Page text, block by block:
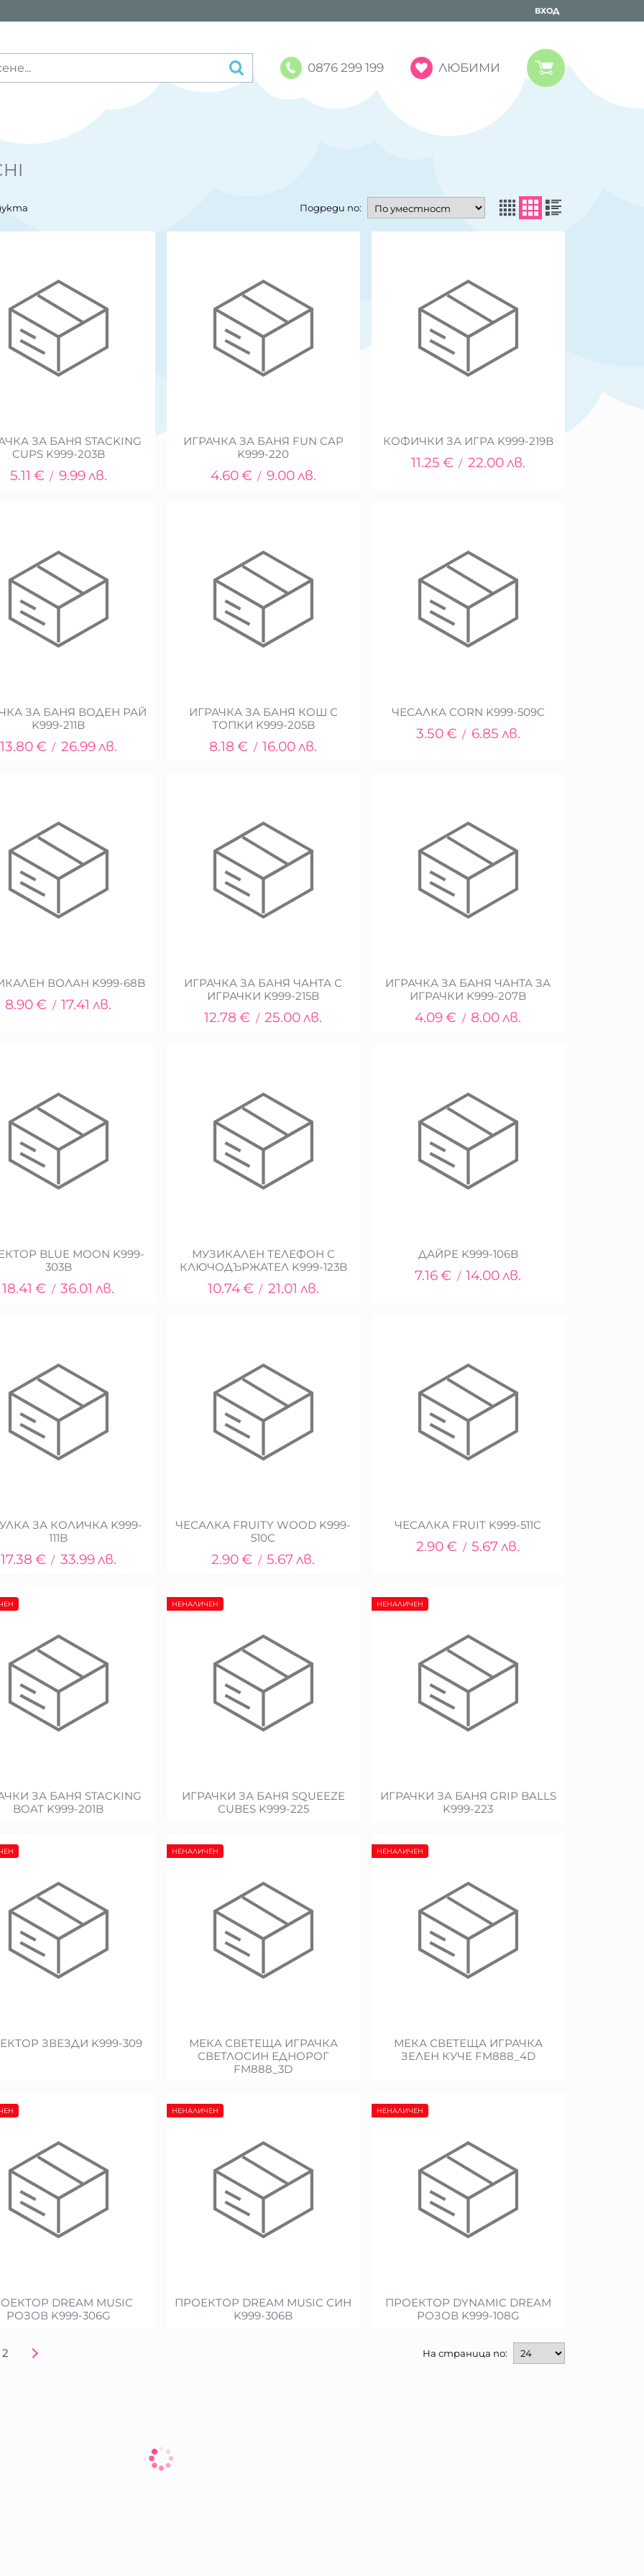
ВХОД
0876 299 199 ЛЮБИМИ
Подреди по:
ЗА БАНЯ STACKING
CUPS K999-203B
5.11 € / 9.99лв.
ИГРАЧКА ЗА БАНЯ FUN CAP
K999-220
4.60€ / 9.00лв.
КОФИЧКИ ЗА ИГРА K999-219B
11.25 € / 22.00лв.
ЗА БАНЯ ВОДЕН РАЙ
K999-211B
13.80€ / 26.99лв.
ИГРАЧКА ЗА БАНЯ КОШ С
ТОПКИ K999-205B
8.18 € / 16.00лв.
ЧЕСАЛКА CORN K999-509C
3.50€ / 6.85 лв.
ВОЛАН K999-68B
8.90€ / 17.41 лв.
ИГРАЧКА ЗА БАНЯ ЧАНТА С
ИГРАЧКИ K999-215B
12.78 € / 25.00лв.
ИГРАЧКА ЗА БАНЯ ЧАНТА ЗА
ИГРАЧКИ K999-207B
4.09€ / 8.00лв.
BLUE MOON K999-
303B
18.41 € / 36.01 лв.
МУЗИКАЛЕН ТЕЛЕФОН С
КЛЮЧОДЪРЖАТЕЛ K999-123B
10.74€ / 21.01 лв.
ДАЙРЕ K999-106B
7.16€ / 14.00лв.
ЗА КОЛИЧКА K999-
111B
17.38 € / 33.99лв.
ЧЕСАЛКА FRUITY WOOD K999-
510C
2.90€ / 5.67лв.
ЧЕСАЛКА FRUIT K999-511C
2.90€ / 5.67лв.
ЗА БАНЯ STACKING
BOAT K999-201B
ИГРАЧКИ ЗА БАНЯ SQUEEZE
CUBES K999-225
НЕНАЛИЧЕН
ИГРАЧКИ ЗА БАНЯ GRIP BALLS
K999-223
НЕНАЛИЧЕН
ЗВЕЗДИ K999-309
МЕКА СВЕТЕЩА ИГРАЧКА
СВЕТЛОСИН ЕДНОРОГ
FM888_3D
НЕНАЛИЧЕН
МЕКА СВЕТЕЩА ИГРАЧКА
ЗЕЛЕН КУЧЕ FM888_4D
НЕНАЛИЧЕН
DREAM MUSIC
РОЗОВ K999-306G
ПРОЕКТОР DREAM MUSIC СИН
K999-306B
НЕНАЛИЧЕН
ПРОЕКТОР DYNAMIC DREAM
РОЗОВ K999-108G
НЕНАЛИЧЕН
2 На страница по: